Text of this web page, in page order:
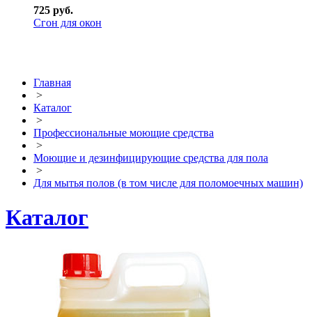
725 руб.
Сгон для окон
Главная
>
Каталог
>
Профессиональные моющие средства
>
Моющие и дезинфицирующие средства для пола
>
Для мытья полов (в том числе для поломоечных машин)
Каталог